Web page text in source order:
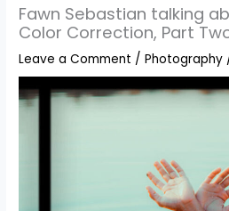
Fawn Sebastian talking
Color Correction, Part
Leave a Comment /Photography